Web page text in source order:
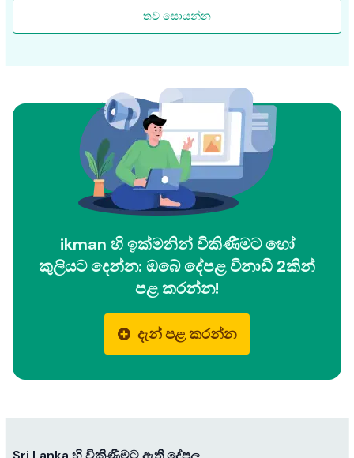
තව සොයන්න
ikman හි ඉක්මනින් විකිණීමට හෝ
කුලියට දෙන්න: ඔබේ දේපළ විනාඩි 2කින්
පළ කරන්න!
දැන් පළ කරන්න